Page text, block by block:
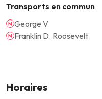
Transports en commun
George V
Franklin D. Roosevelt
Horaires